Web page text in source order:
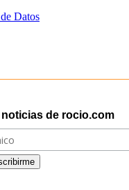
Datos
de rocio.com